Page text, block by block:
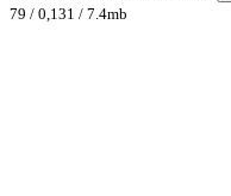
79 / 0,131 / 7.4mb